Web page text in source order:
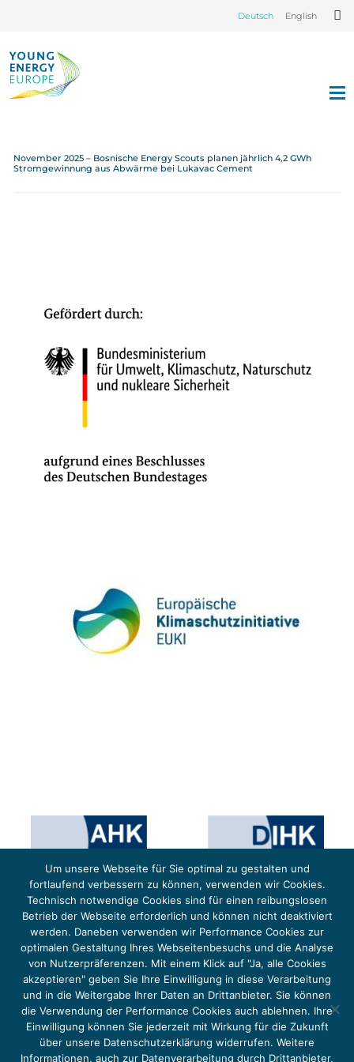
Deutsch English
November 2025 – Bosnische Energy Scouts planen jährlich 4,2 GWh
Stromgewinnung aus Abwärme bei Lukavac Cement
Das Projekt YOUNG ENERGY EUROPE wird gefördert durch die Europäische Klimaschutzinitiative (EUKI).
Die EUKI ist ein Förderinstrument des deutschen Bundesministeriums für Umwelt, Klimaschutz,
Naturschutz und nukleare Sicherheit (BMUKN). Übergeordnetes Ziel der EUKI ist eine Intensivierung des
grenzüberschreitenden Dialogs sowie des Wissens- und Erfahrungsaustauschs in der Europäischen Union,
um gemeinsam die Umsetzung des Paris Abkommens voranzutreiben.
Um unsere Webseite für Sie optimal zu gestalten und
fortlaufend verbessern zu können, verwenden wir Cookies.
Technisch notwendige Cookies sind für einen reibungslosen
Betrieb der Webseite erforderlich und können nicht deaktiviert
werden. Daneben verwenden wir Performance Cookies zur
optimalen Gestaltung Ihres Webseitenbesuchs und die Analyse
von Nutzerpräferenzen. Mit einem Klick auf "Ja, alle Cookies
akzeptieren" geben Sie Ihre Einwilligung in diese Verarbeitung
und in die Weitergabe Ihrer Daten an Drittanbieter. Sie können
die Verwendung der Performance Cookies auch ablehnen. Ihre
Einwilligung können Sie jederzeit mit Wirkung für die Zukunft
über unsere Datenschutzerklärung widerrufen. Weitere
Informationen, auch zur Datenverarbeitung durch Drittanbieter,